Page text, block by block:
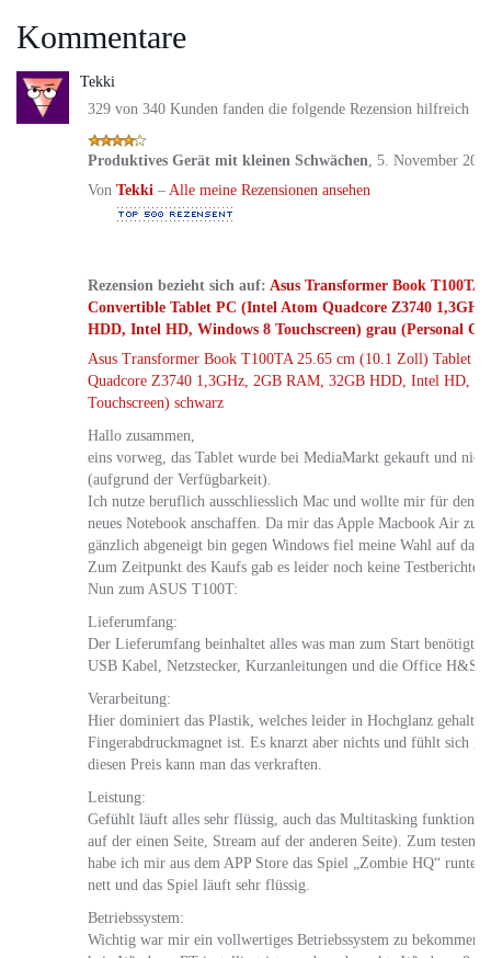
Kommentare
Tekki
329 von 340 Kunden fanden die folgende Rezension hilfreich
Produktives Gerät mit kleinen Schwächen, 5. November
Von Tekki – Alle meine Rezensionen ansehen
Rezension bezieht sich auf: Asus Transformer Book T100TA
Convertible Tablet PC (Intel Atom Quadcore Z3740
HDD, Intel HD, Windows 8 Touchscreen) grau (Personal
Asus Transformer Book T100TA 25.65 cm (10.1 Zoll) Tablet
Quadcore Z3740 1,3GHz, 2GB RAM, 32GB HDD, Intel HD,
Touchscreen) schwarz
Hallo zusammen,
eins vorweg, das Tablet wurde bei MediaMarkt gekauft und
(aufgrund der Verfügbarkeit).
Ich nutze beruflich ausschliesslich Mac und wollte mir für den
neues Notebook anschaffen. Da mir das Apple Macbook Air zu
gänzlich abgeneigt bin gegen Windows fiel meine Wahl auf das
Zum Zeitpunkt des Kaufs gab es leider noch keine Testberichte.
Nun zum ASUS T100T:
Lieferumfang:
Der Lieferumfang beinhaltet alles was man zum Start benötigt.
USB Kabel, Netzstecker, Kurzanleitungen und die Office H&S
Verarbeitung:
Hier dominiert das Plastik, welches leider in Hochglanz
Fingerabdruckmagnet ist. Es knarzt aber nichts und fühlt sich
diesen Preis kann man das verkraften.
Leistung:
Gefühlt läuft alles sehr flüssig, auch das Multitasking
auf der einen Seite, Stream auf der anderen Seite). Zum testen
habe ich mir aus dem APP Store das Spiel „Zombie HQ“
nett und das Spiel läuft sehr flüssig.
Betriebssystem:
Wichtig war mir ein vollwertiges Betriebssystem zu bekommen,